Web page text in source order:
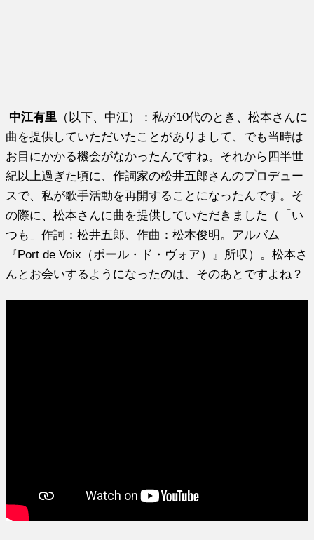
中江有里 （以下、中江）：私が10代のとき、松本さんに
曲を提供していただいたことがありまして、でも当時は
お目にかかる機会がなかったんですね。それから四半世
紀以上過ぎた頃に、作詞家の松井五郎さんのプロデュー
スで、私が歌手活動を再開することになったんです。そ
の際に、松本さんに曲を提供していただきました（「い
つも」作詞：松井五郎、作曲：松本俊明。アルバム
『Port de Voix（ポール・ド・ヴォア）』所収）。松本さ
んとお会いするようになったのは、そのあとですよね？